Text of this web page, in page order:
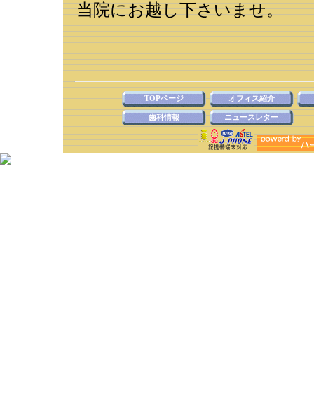
当院にお越し下さいませ。
TOPページ オフィス紹介
歯科情報 ニュースレター